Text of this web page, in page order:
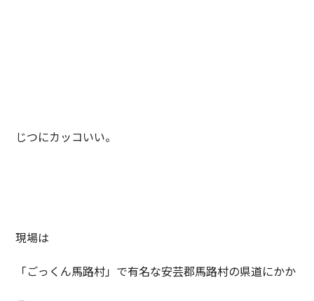
じつにカッコいい。
現場は
「ごっくん馬路村」で有名な安芸郡馬路村の県道にかか